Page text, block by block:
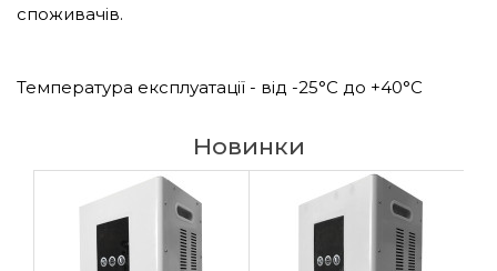
споживачів.
Температура експлуатації - від -25°С до +40°С
Новинки